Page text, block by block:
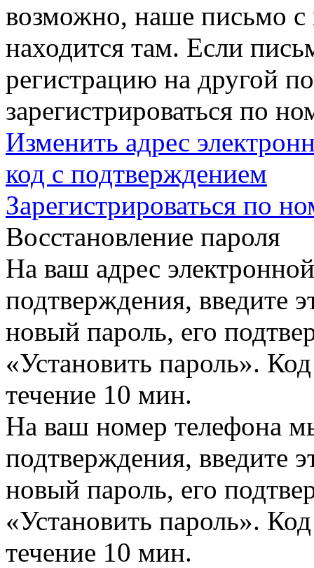
возможно, наше письмо с
находится там. Если
регистрацию на другой
зарегистрироваться по
Изменить адрес
код с подтверждением
Зарегистрироваться по
Восстановление пароля
На ваш адрес
подтверждения, введите
новый пароль, его
«Установить пароль».
течение 10 мин.
На ваш номер телефона
подтверждения, введите
новый пароль, его
«Установить пароль».
течение 10 мин.